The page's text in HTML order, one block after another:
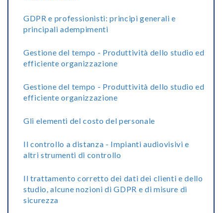
GDPR e professionisti: principi generali e
principali adempimenti
Gestione del tempo - Produttività dello studio ed
efficiente organizzazione
Gestione del tempo - Produttività dello studio ed
efficiente organizzazione
Gli elementi del costo del personale
Il controllo a distanza - Impianti audiovisivi e
altri strumenti di controllo
Il trattamento corretto dei dati dei clienti e dello
studio, alcune nozioni di GDPR e di misure di
sicurezza